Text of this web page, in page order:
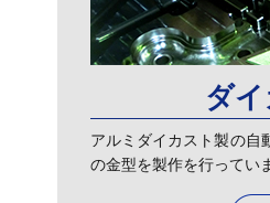
ダ
アルミダイカスト製の自
の金型を製作を行ってい